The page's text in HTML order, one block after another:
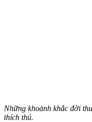
Những khoảnh khắc đời
thích thú.